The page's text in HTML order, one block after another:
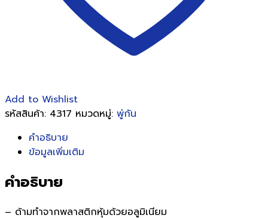
Add to Wishlist
รหัสสินค้า: 4317 หมวดหมู่: พู่กัน
คำอธิบาย
ข้อมูลเพิ่มเติม
คำอธิบาย
– ด้ามทำจากพลาสติกหุ้มด้วยอลูมิเนียม